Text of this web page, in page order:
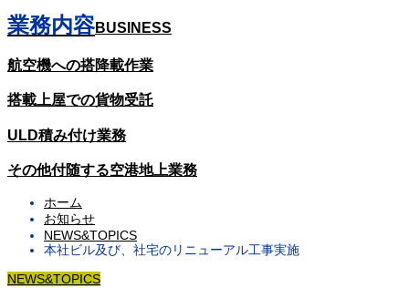
業務内容BUSINESS
航空機への搭降載作業
搭載上屋での貨物受託
ULD積み付け業務
その他付随する空港地上業務
ホーム
お知らせ
NEWS&TOPICS
本社ビル及び、社宅のリニューアル工事実施
NEWS&TOPICS